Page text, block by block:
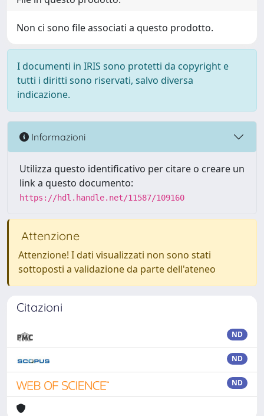
Non ci sono file associati a questo prodotto.
I documenti in IRIS sono protetti da copyright e
tutti i diritti sono riservati, salvo diversa
indicazione.
Informazioni
Utilizza questo identificativo per citare o creare un
link a questo documento:
https://hdl.handle.net/11587/109160
Attenzione
Attenzione! I dati visualizzati non sono stati
sottoposti a validazione da parte dell'ateneo
Citazioni
ND
ND
ND